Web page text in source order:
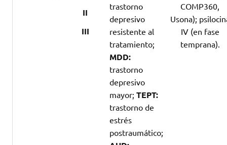
II
III
trastorno
depresivo
resistente al
tratamiento;
MDD:
trastorno
depresivo
mayor;TEPT:
trastorno de
estrés
postraumático;
COMP360,
Usona);
IV (en fase
temprana).